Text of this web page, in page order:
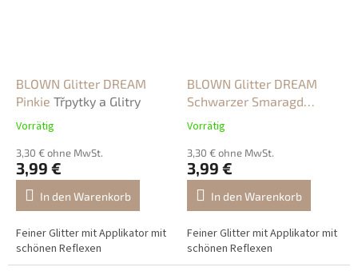
BLOWN Glitter DREAM
Pinkie Třpytky a Glitry
Vorrätig
3,30 € ohne MwSt.
3,99 €
In den Warenkorb
Feiner Glitter mit Applikator mit
schönen Reflexen
BLOWN Glitter DREAM
Schwarzer Smaragd
Třpytky a Glitry
Vorrätig
3,30 € ohne MwSt.
3,99 €
In den Warenkorb
Feiner Glitter mit Applikator mit
schönen Reflexen